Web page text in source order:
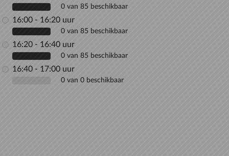
0 van 85 beschikbaar
16:00 - 16:20 uur
0 van 85 beschikbaar
16:20 - 16:40 uur
0 van 85 beschikbaar
16:40 - 17:00 uur
0 van 0 beschikbaar